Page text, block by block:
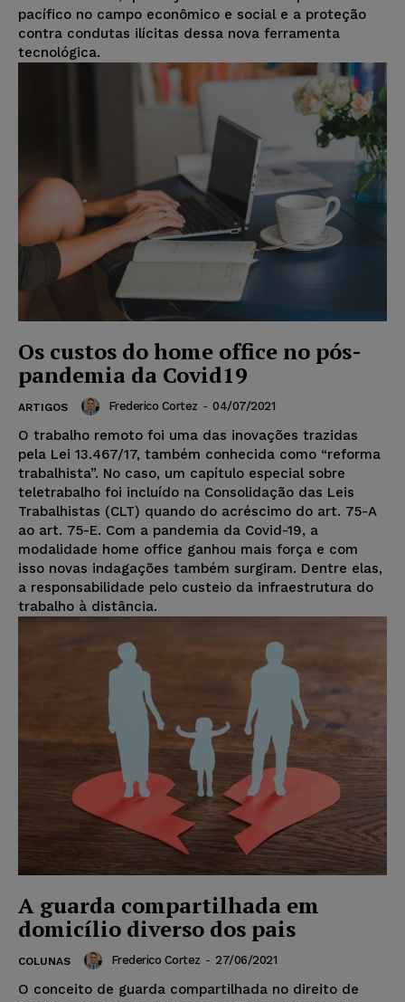
pacífico no campo econômico e social e a proteção
contra condutas ilícitas dessa nova ferramenta
tecnológica.
Os custos do home office no pós-
pandemia da Covid19
ARTIGOS Frederico Cortez - 04/07/2021
O trabalho remoto foi uma das inovações trazidas
pela Lei 13.467/17, também conhecida como “reforma
trabalhista”. No caso, um capítulo especial sobre
teletrabalho foi incluído na Consolidação das Leis
Trabalhistas (CLT) quando do acréscimo do art. 75-A
ao art. 75-E. Com a pandemia da Covid-19, a
modalidade home office ganhou mais força e com
isso novas indagações também surgiram. Dentre elas,
a responsabilidade pelo custeio da infraestrutura do
trabalho à distância.
A guarda compartilhada em
domicílio diverso dos pais
COLUNAS Frederico Cortez - 27/06/2021
O conceito de guarda compartilhada no direito de